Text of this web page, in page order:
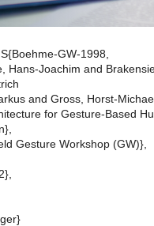
GW-1998,
Hans-Joachim and
and Gross, Horst-
for Gesture-Based
Gesture Workshop (GW)},